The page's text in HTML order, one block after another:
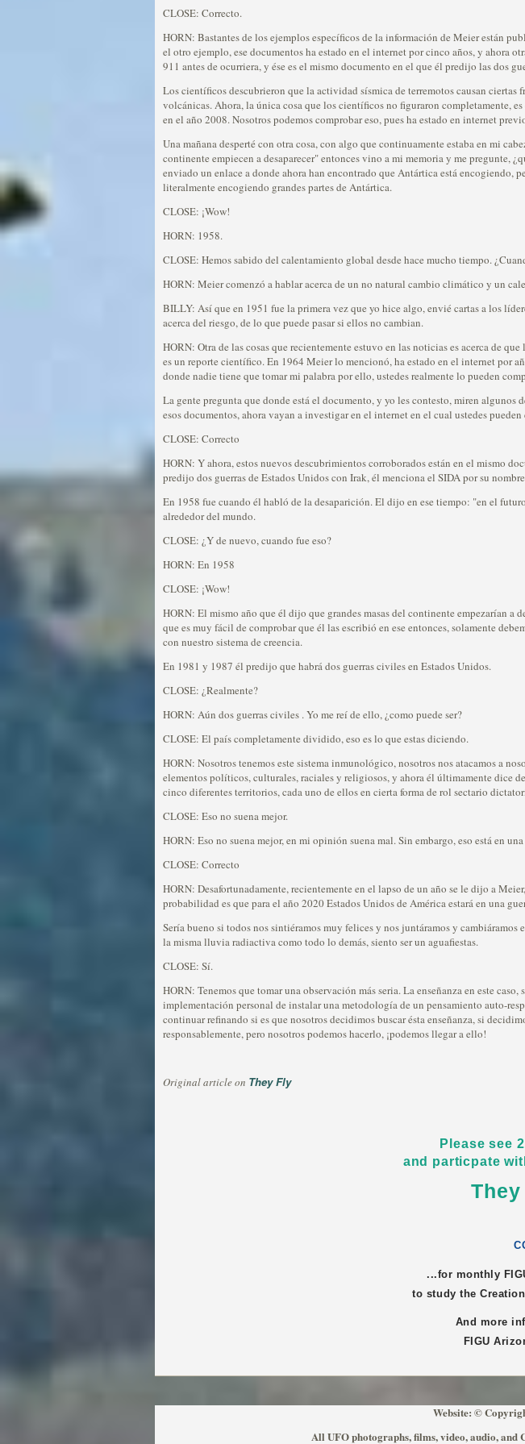
CLOSE: Correcto.
HORN: Bastantes de los ejemplos específicos de la información de Meier están
el otro ejemplo, ese documentos ha estado en el internet por cinco años, y ahora
911 antes de ocurriera, y ése es el mismo documento en el que él predijo las dos
Los científicos descubrieron que la actividad sísmica de terremotos causan
volcánicas. Ahora, la única cosa que los científicos no figuraron completamente,
en el año 2008. Nosotros podemos comprobar eso, pues ha estado en internet
Una mañana desperté con otra cosa, con algo que continuamente estaba en mi
continente empiecen a desaparecer" entonces vino a mi memoria y me pregunte,
enviado un enlace a donde ahora han encontrado que Antártica está
literalmente encogiendo grandes partes de Antártica.
CLOSE: ¡Wow!
HORN: 1958.
CLOSE: Hemos sabido del calentamiento global desde hace mucho tiempo.
HORN: Meier comenzó a hablar acerca de un no natural cambio climático y un
BILLY: Así que en 1951 fue la primera vez que yo hice algo, envié cartas a los
acerca del riesgo, de lo que puede pasar si ellos no cambian.
HORN: Otra de las cosas que recientemente estuvo en las noticias es acerca de
es un reporte científico. En 1964 Meier lo mencionó, ha estado en el internet por
donde nadie tiene que tomar mi palabra por ello, ustedes realmente lo pueden
La gente pregunta que donde está el documento, y yo les contesto, miren
esos documentos, ahora vayan a investigar en el internet en el cual ustedes
CLOSE: Correcto
HORN: Y ahora, estos nuevos descubrimientos corroborados están en el mismo
predijo dos guerras de Estados Unidos con Irak, él menciona el SIDA por su
En 1958 fue cuando él habló de la desaparición. El dijo en ese tiempo: "en el
alrededor del mundo.
CLOSE: ¿Y de nuevo, cuando fue eso?
HORN: En 1958
CLOSE: ¡Wow!
HORN: El mismo año que él dijo que grandes masas del continente empezarían a
que es muy fácil de comprobar que él las escribió en ese entonces, solamente
con nuestro sistema de creencia.
En 1981 y 1987 él predijo que habrá dos guerras civiles en Estados Unidos.
CLOSE: ¿Realmente?
HORN: Aún dos guerras civiles . Yo me reí de ello, ¿como puede ser?
CLOSE: El país completamente dividido, eso es lo que estas diciendo.
HORN: Nosotros tenemos este sistema inmunológico, nosotros nos atacamos a
elementos políticos, culturales, raciales y religiosos, y ahora él últimamente dice
cinco diferentes territorios, cada uno de ellos en cierta forma de rol sectario
CLOSE: Eso no suena mejor.
HORN: Eso no suena mejor, en mi opinión suena mal. Sin embargo, eso está en
CLOSE: Correcto
HORN: Desafortunadamente, recientemente en el lapso de un año se le dijo a
probabilidad es que para el año 2020 Estados Unidos de América estará en una
Sería bueno si todos nos sintiéramos muy felices y nos juntáramos y
la misma lluvia radiactiva como todo lo demás, siento ser un aguafiestas.
CLOSE: Sí.
HORN: Tenemos que tomar una observación más seria. La enseñanza en este
implementación personal de instalar una metodología de un pensamiento auto-
continuar refinando si es que nosotros decidimos buscar ésta enseñanza, si
responsablemente, pero nosotros podemos hacerlo, ¡podemos llegar a ello!
Original article on They Fly
Please see
and particpate
...for monthly
to study the
And more
FIGU
Website: ©
All UFO photographs, films, video, audio,